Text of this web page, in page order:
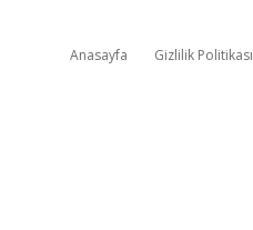
Anasayfa Gizlilik Politikası